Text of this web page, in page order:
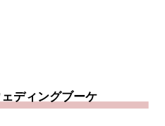
ディングブーケ